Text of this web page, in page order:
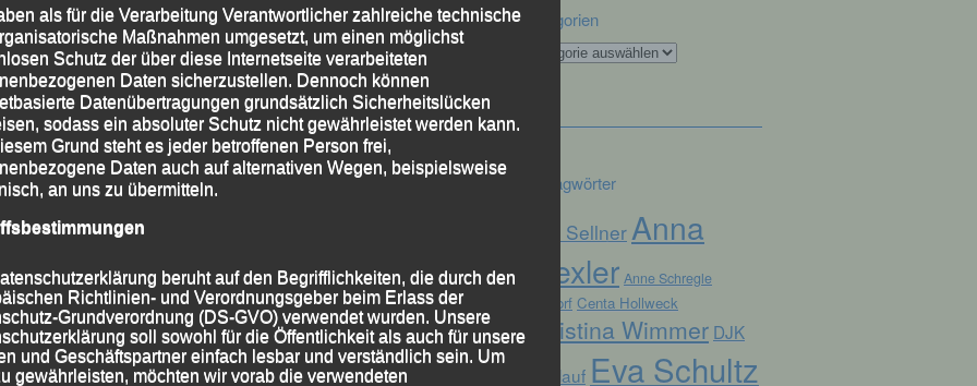
Kategorien
Kategorien
Schlagwörter
Alex Sellner Anna
Drexler Anne Schregle
Arnstorf Centa Hollweck
Christina Wimmer DJK
Domlauf Eva Schultz
als für die Verarbeitung Verantwortlicher zahlreiche technische
Maßnahmen umgesetzt, um einen möglichst
Schutz der über diese Internetseite verarbeiteten
Daten sicherzustellen. Dennoch können
Datenübertragungen grundsätzlich Sicherheitslücken
sodass ein absoluter Schutz nicht gewährleistet werden kann.
Grund steht es jeder betroffenen Person frei,
Daten auch auf alternativen Wegen, beispielsweise
an uns zu übermitteln.
beruht auf den Begrifflichkeiten, die durch den
Richtlinien- und Verordnungsgeber beim Erlass der
Grundverordnung (DS-GVO) verwendet wurden. Unsere
soll sowohl für die Öffentlichkeit als auch für unsere
und Geschäftspartner einfach lesbar und verständlich sein. Um
gewährleisten, möchten wir vorab die verwendeten